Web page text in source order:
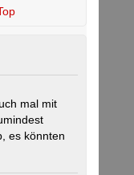
mal mit
es könnten